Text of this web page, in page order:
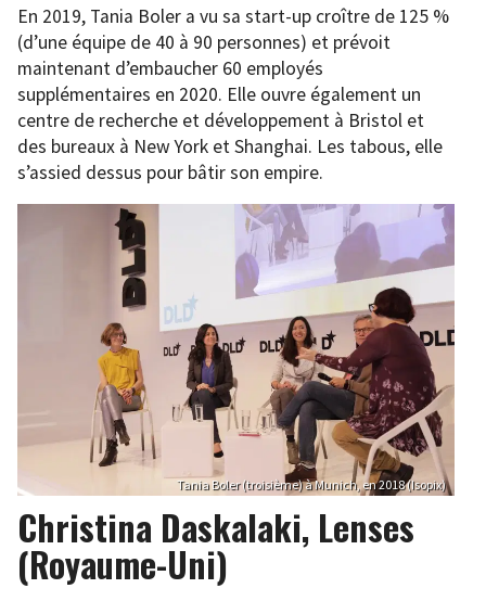
En 2019, Tania Boler a vu sa start-up croître de 125 %
(d’une équipe de 40 à 90 personnes) et prévoit
maintenant d’embaucher 60 employés
supplémentaires en 2020. Elle ouvre également un
centre de recherche et développement à Bristol et
des bureaux à New York et Shanghai. Les tabous, elle
s’assied dessus pour bâtir son empire.
Tania Boler (troisième) à Munich, en 2018 (Isopix)
Christina Daskalaki, Lenses
(Royaume-Uni)